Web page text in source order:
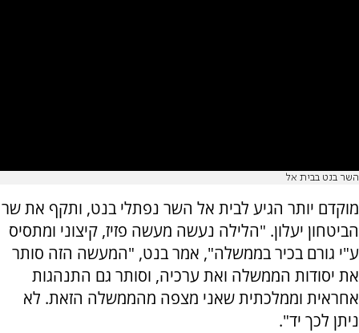
השר בנט בבית אל
מוקדם יותר הגיע לבית אל השר נפתלי בנט, ותקף את שר
הביטחון יעלון. "הלילה נעשה מעשה פזיז, קיצוני ומתסיס
ע"י גורם בכיר בממשלה", אמר בנט, "המעשה הזה סותר
את יסודות הממשלה ואת ערכיה, וסותר גם התנהגות
אחראית וממלכתית שאני מצפה מהממשלה הזאת. לא
ניתן לכך יד".